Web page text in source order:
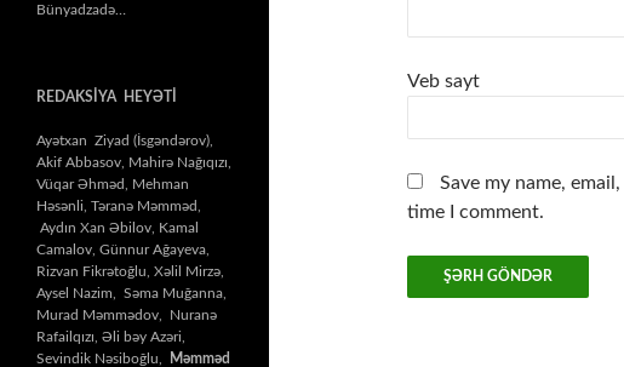
Veb sayt
Save my name,
time I comment.
Bünyadzadə…
REDAKSİYA HEYƏTİ
Ayətxan Ziyad (İsgəndərov),
Akif Abbasov, Mahirə Nağıqızı,
Vüqar Əhməd, Mehman
Həsənli, Təranə Məmməd,
Aydın Xan Əbilov, Kamal
Camalov, Günnur Ağayeva,
Rizvan Fikrətoğlu, Xəlil Mirzə,
Aysel Nazim, Səma Muğanna,
Murad Məmmədov, Nuranə
Rafailqızı, Əli bəy Azəri,
Sevindik Nəsiboğlu,
Məmməd